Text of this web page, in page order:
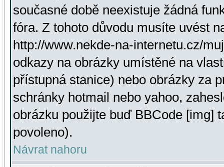
současné době neexistuje žádná
fóra. Z tohoto důvodu musíte uvést
http://www.nekde-na-internetu.cz/
odkazy na obrázky umístěné na
přístupná stanice) nebo obrázky za
schránky hotmail nebo yahoo,
obrázku použijte buď BBCode [img]
povoleno).
Návrat nahoru